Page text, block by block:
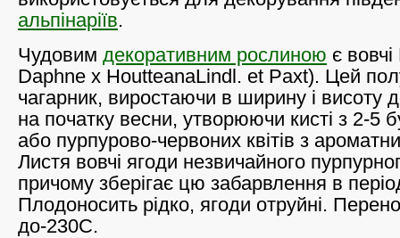
альпінаріїв.
Чудовим декоративним рослиною є
Daphne x HoutteanaLindl. et Paxt). Цей
чагарник, виростаючи в ширину і висоту
на початку весни, утворюючи кисті з 2-5
або пурпурово-червоних квітів з
Листя вовчі ягоди незвичайного
причому зберігає цю забарвлення в
Плодоносить рідко, ягоди отруйні.
до-230С.